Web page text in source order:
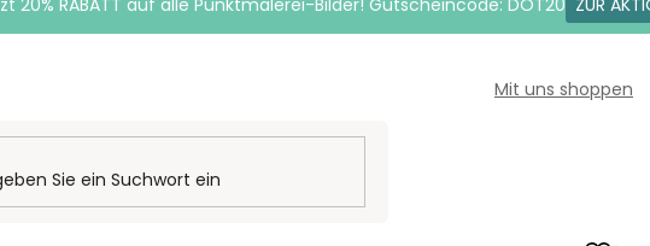
20% RABATT auf alle Punktmalerei-Bilder! Gutscheincode: DOT20 ZUR
Mit uns shoppen